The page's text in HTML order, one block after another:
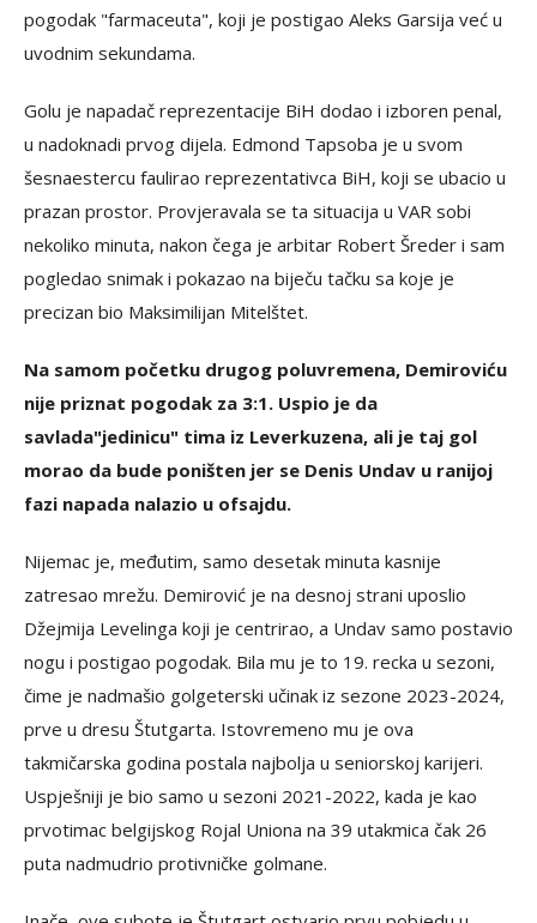
pogodak "farmaceuta", koji je postigao Aleks Garsija već u
uvodnim sekundama.
Golu je napadač reprezentacije BiH dodao i izboren penal,
u nadoknadi prvog dijela. Edmond Tapsoba je u svom
šesnaestercu faulirao reprezentativca BiH, koji se ubacio u
prazan prostor. Provjeravala se ta situacija u VAR sobi
nekoliko minuta, nakon čega je arbitar Robert Šreder i sam
pogledao snimak i pokazao na biječu tačku sa koje je
precizan bio Maksimilijan Mitelštet.
Na samom početku drugog poluvremena, Demiroviću
nije priznat pogodak za 3:1. Uspio je da
savlada"jedinicu" tima iz Leverkuzena, ali je taj gol
morao da bude poništen jer se Denis Undav u ranijoj
fazi napada nalazio u ofsajdu.
Nijemac je, međutim, samo desetak minuta kasnije
zatresao mrežu. Demirović je na desnoj strani uposlio
Džejmija Levelinga koji je centrirao, a Undav samo postavio
nogu i postigao pogodak. Bila mu je to 19. recka u sezoni,
čime je nadmašio golgeterski učinak iz sezone 2023-2024,
prve u dresu Štutgarta. Istovremeno mu je ova
takmičarska godina postala najbolja u seniorskoj karijeri.
Uspješniji je bio samo u sezoni 2021-2022, kada je kao
prvotimac belgijskog Rojal Uniona na 39 utakmica čak 26
puta nadmudrio protivničke golmane.